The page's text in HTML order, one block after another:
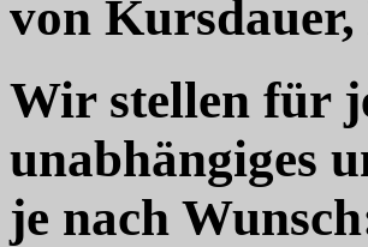
von
Wir stellen für
unabhängiges
je nach